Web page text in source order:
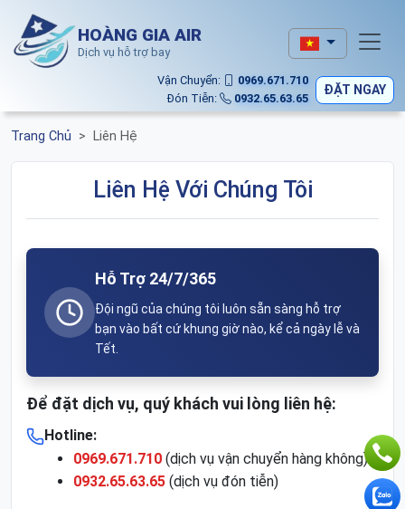
HOÀNG GIA AIR
Dịch vụ hỗ trợ bay
Vận Chuyển:
0969.671.710
Đón Tiễn:
0932.65.63.65
ĐẶT NGAY
Trang Chủ Liên Hệ
Liên Hệ Với Chúng Tôi
Hỗ Trợ 24/7/365
Đội ngũ của chúng tôi luôn sẵn sàng hỗ trợ
bạn vào bất cứ khung giờ nào, kể cả ngày lễ và
Tết.
Để đặt dịch vụ, quý khách vui lòng liên hệ:
Hotline:
0969.671.710 (dịch vụ vận chuyển hàng không)
0932.65.63.65 (dịch vụ đón tiễn)